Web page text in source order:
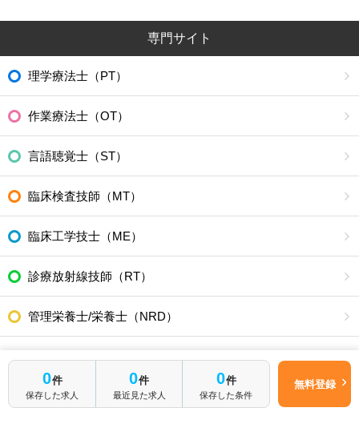
0件
保存した求人
0件
最近見た求人
0件
保存した条件
無料登録
専門サイト
理学療法士（PT）
作業療法士（OT）
言語聴覚士（ST）
臨床検査技師（MT）
臨床工学技士（ME）
診療放射線技師（RT）
管理栄養士/栄養士（NRD）
その他・医療介護職
福祉・介護職